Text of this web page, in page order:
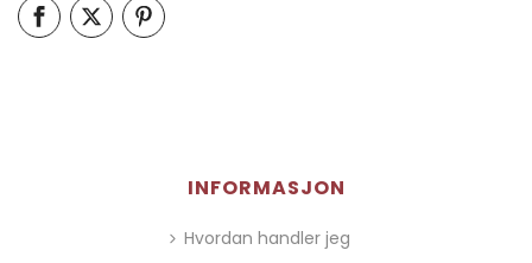
INFORMASJON
Hvordan handler jeg